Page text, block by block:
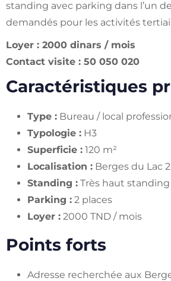
standing avec parking dans l’un
demandés pour les activités
Loyer : 2000 dinars / mois
Contact visite : 50 050 020
Caractéristiques
Type : Bureau / local
Typologie : H3
Superficie : 120 m²
Localisation : Berges du Lac 2
Standing : Très haut standing
Parking : 2 places
Loyer : 2000 TND / mois
Points forts
Adresse recherchée aux